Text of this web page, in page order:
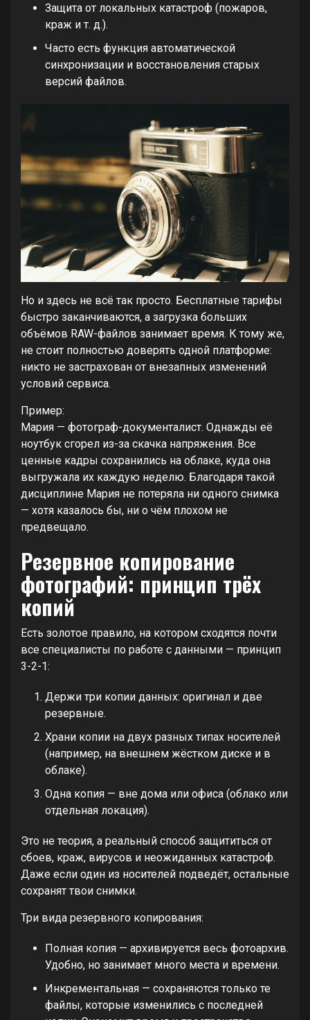
Защита от локальных катастроф (пожаров,
краж и т. д.).
Часто есть функция автоматической
синхронизации и восстановления старых
версий файлов.
Но и здесь не всё так просто. Бесплатные тарифы
быстро заканчиваются, а загрузка больших
объёмов RAW-файлов занимает время. К тому же,
не стоит полностью доверять одной платформе:
никто не застрахован от внезапных изменений
условий сервиса.
Пример:
Мария — фотограф-документалист. Однажды её
ноутбук сгорел из-за скачка напряжения. Все
ценные кадры сохранились на облаке, куда она
выгружала их каждую неделю. Благодаря такой
дисциплине Мария не потеряла ни одного снимка
— хотя казалось бы, ни о чём плохом не
предвещало.
Резервное копирование
фотографий: принцип трёх
копий
Есть золотое правило, на котором сходятся почти
все специалисты по работе с данными — принцип
3-2-1:
Держи три копии данных: оригинал и две
резервные.
Храни копии на двух разных типах носителей
(например, на внешнем жёстком диске и в
облаке).
Одна копия — вне дома или офиса (облако или
отдельная локация).
Это не теория, а реальный способ защититься от
сбоев, краж, вирусов и неожиданных катастроф.
Даже если один из носителей подведёт, остальные
сохранят твои снимки.
Три вида резервного копирования:
Полная копия — архивируется весь фотоархив.
Удобно, но занимает много места и времени.
Инкрементальная — сохраняются только те
файлы, которые изменились с последней